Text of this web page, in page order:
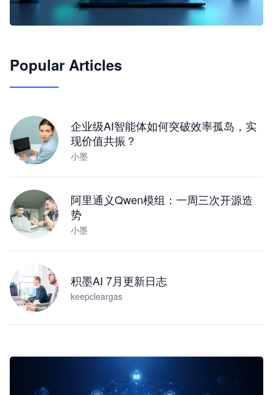
JimoClaw 桌面 AI Agent 工作台
Popular Articles
企业级AI智能体如何突破效率孤岛，实
现价值共振？
小墨
阿里通义Qwen模组：一周三次开源造
势
小墨
积墨AI 7月更新日志
keepcleargas